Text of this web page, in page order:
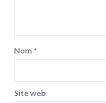
Nom *
Site web